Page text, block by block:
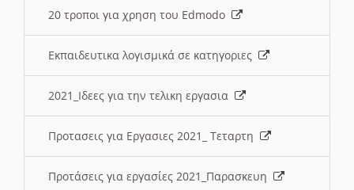
20 τροποι για χρηση του Edmodo
Εκπαιδευτικα λογισμικά σε κατηγοριες
2021_Ιδεες για την τελικη εργασια
Προτασεις για Εργασιες 2021_ Τεταρτη
Προτάσεις για εργασίες 2021_Παρασκευη